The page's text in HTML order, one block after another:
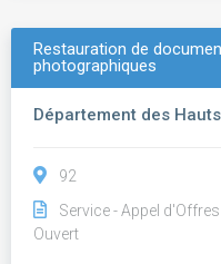
Restauration de
photographiques
Département des
92
Service - Appel d'Offres
Ouvert